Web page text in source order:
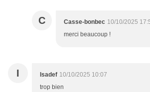
C Casse-bonbec 10/10/2025
merci beaucoup !
I Isadef 10/10/2025 10:07
trop bien